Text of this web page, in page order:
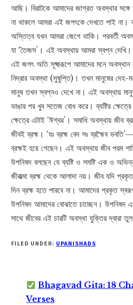
আছি। বিরাটকে আমাদের জাগ্রত অবস্থার
না থাকলে আমরা এই জগৎকে দেখতে পাই না।
অস্তিত্ব যখন আমরা জেগে থাকি। পরবর্তী
যা ‘তৈজস’। এই অবস্থায় আমরা স্বপ্ন
এই জগৎ অতি সূক্ষ্মরূপে আমাদের মনে
নিদ্রার অবস্থা (সুষুপ্তি)। তখন মানুষের
মানুষ তখন স্বপ্নও দেখে না। এই অবস্থায়
ভাঙার পর খুব সতেজ বোধ করে। ব্যষ্টির ক্ষেত্রে
ক্ষেত্রে এটাই ‘ঈশ্বর’। সমাধি অবস্থায় জীব
জীবই ব্রহ্ম। ‘যঃ ব্রহ্ম বেদ সঃ ব্রহ্মৈব
ব্রহ্মই হয়ে গেছেন। এই অবস্থায় জীব পরম
উপনিষদ বলছেন যে ব্যষ্টি ও সমষ্টি এক ও
জীবাত্মা ব্রহ্ম থেকে আলাদা নয়। জীব যদি
দিন ব্রহ্ম হতে পারবে না। আমাদের প্রকৃত
উপনিষদ আমাদের বোঝাতে চাচ্ছেন। উপনিষদ
সাথে জীবের এই চারটি অবস্থা যুক্তির দ্বারা
FILED UNDER: UPANISHADS
Bhagavad Gita: 18
Verses